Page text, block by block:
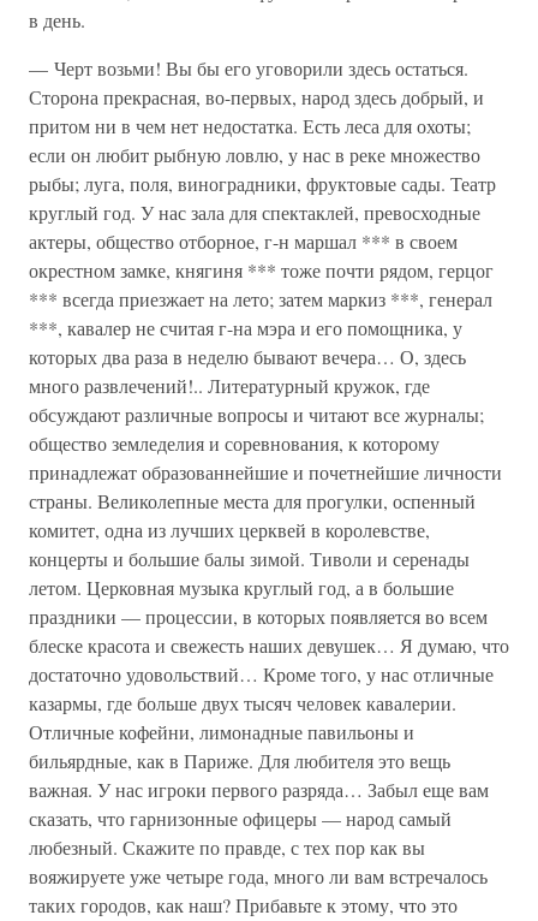
в день.
— Черт возьми! Вы бы его уговорили здесь остаться.
Сторона прекрасная, во-первых, народ здесь добрый, и
притом ни в чем нет недостатка. Есть леса для охоты;
если он любит рыбную ловлю, у нас в реке множество
рыбы; луга, поля, виноградники, фруктовые сады. Театр
круглый год. У нас зала для спектаклей, превосходные
актеры, общество отборное, г-н маршал *** в своем
окрестном замке, княгиня *** тоже почти рядом, герцог
*** всегда приезжает на лето; затем маркиз ***, генерал
***, кавалер не считая г-на мэра и его помощника, у
которых два раза в неделю бывают вечера… О, здесь
много развлечений!.. Литературный кружок, где
обсуждают различные вопросы и читают все журналы;
общество земледелия и соревнования, к которому
принадлежат образованнейшие и почетнейшие личности
страны. Великолепные места для прогулки, оспенный
комитет, одна из лучших церквей в королевстве,
концерты и большие балы зимой. Тиволи и серенады
летом. Церковная музыка круглый год, а в большие
праздники — процессии, в которых появляется во всем
блеске красота и свежесть наших девушек… Я думаю, что
достаточно удовольствий… Кроме того, у нас отличные
казармы, где больше двух тысяч человек кавалерии.
Отличные кофейни, лимонадные павильоны и
бильярдные, как в Париже. Для любителя это вещь
важная. У нас игроки первого разряда… Забыл еще вам
сказать, что гарнизонные офицеры — народ самый
любезный. Скажите по правде, с тех пор как вы
вояжируете уже четыре года, много ли вам встречалось
таких городов, как наш? Прибавьте к этому, что это